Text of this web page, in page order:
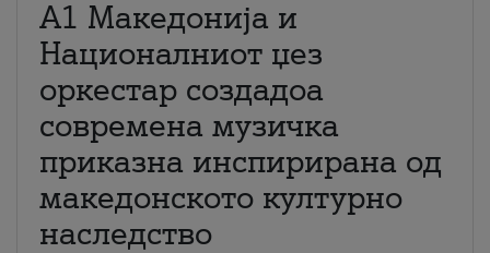
А1 Македонија и
Националниот џез
оркестар создадоа
современа музичка
приказна инспирирана од
македонското културно
наследство